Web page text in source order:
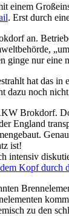
. Erst durch
an.
ginge nur eine
hat das
noch
Brokdorf.
England
ist!
intensiv
Kopf durch
zu den